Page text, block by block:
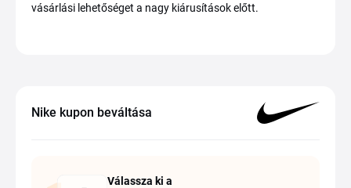
vásárlási lehetőséget a nagy kiárusítások előtt.
Nike kupon beváltása
Válassza ki a